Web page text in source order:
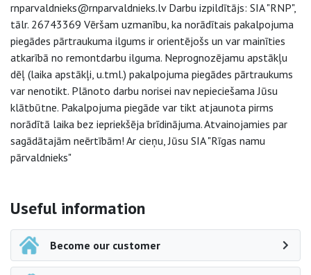
rnparvaldnieks@rnparvaldnieks.lv Darbu izpildītājs: SIA "RNP",
tālr. 26743369 Vēršam uzmanību, ka norādītais pakalpojuma
piegādes pārtraukuma ilgums ir orientējošs un var mainīties
atkarībā no remontdarbu ilguma. Neprognozējamu apstākļu
dēļ (laika apstākļi, u.tml.) pakalpojuma piegādes pārtraukums
var nenotikt. Plānoto darbu norisei nav nepieciešama Jūsu
klātbūtne. Pakalpojuma piegāde var tikt atjaunota pirms
norādītā laika bez iepriekšēja brīdinājuma. Atvainojamies par
sagādātajām neērtībām! Ar cieņu, Jūsu SIA "Rīgas namu
pārvaldnieks"
Side navigation
Useful information
Become our customer